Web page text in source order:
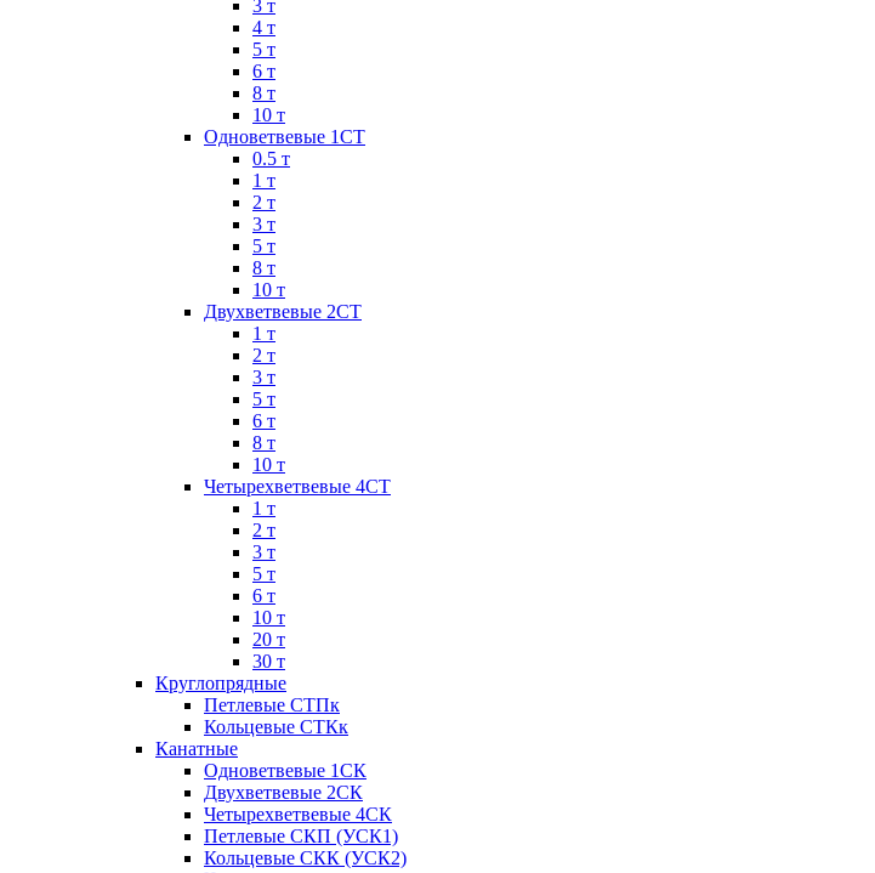
3 т
4 т
5 т
6 т
8 т
10 т
Одноветвевые 1СТ
0.5 т
1 т
2 т
3 т
5 т
8 т
10 т
Двухветвевые 2СТ
1 т
2 т
3 т
5 т
6 т
8 т
10 т
Четырехветвевые 4СТ
1 т
2 т
3 т
5 т
6 т
10 т
20 т
30 т
Круглопрядные
Петлевые СТПк
Кольцевые СТКк
Канатные
Одноветвевые 1СК
Двухветвевые 2СК
Четырехветвевые 4СК
Петлевые СКП (УСК1)
Кольцевые СКК (УСК2)